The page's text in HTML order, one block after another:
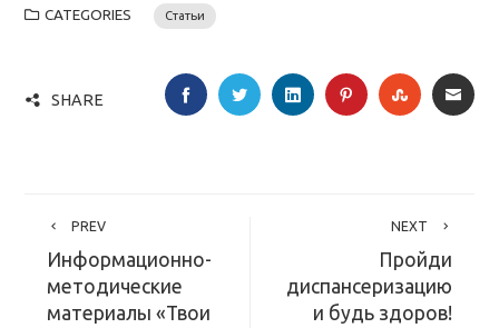
CATEGORIES Статьи
SHARE FACEBOOKTWITTERLINKEDINPINTEREST
PREV
Информационно-
методические
материалы «Твои
NEXT
Пройди
диспансеризацию
и будь здоров!